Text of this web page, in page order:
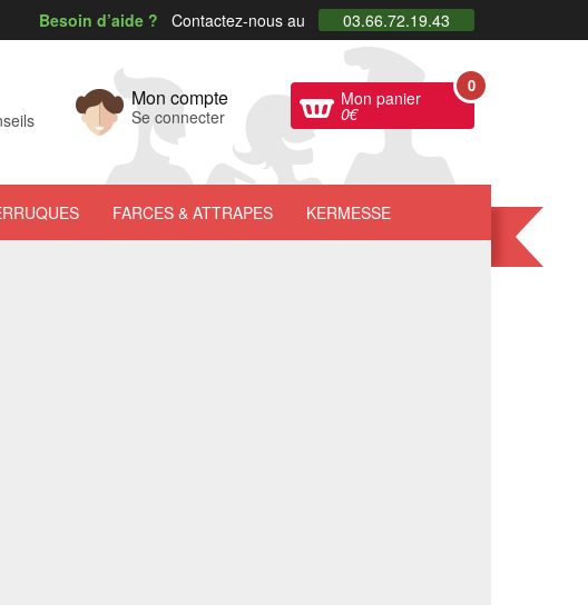
Besoin d’aide ? Contactez-nous au 03.66.72.19.43
Mon compte
Se connecter
Mon panier
0€
0
FARCES & ATTRAPES KERMESSE